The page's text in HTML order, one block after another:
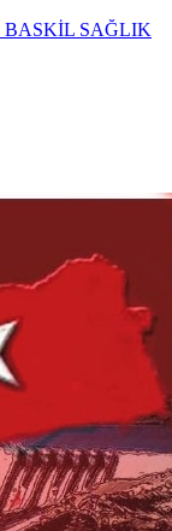
BASKİL SAĞLIK